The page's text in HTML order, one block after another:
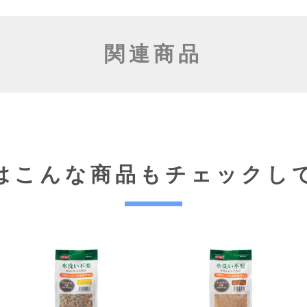
関連商品
こんな商品も チェックし